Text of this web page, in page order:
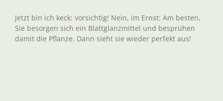
Jetzt bin ich keck: vorsichtig! Nein, im Ernst: Am besten,
Sie besorgen sich ein Blattglanzmittel und besprühen
damit die Pflanze. Dann sieht sie wieder perfekt aus!